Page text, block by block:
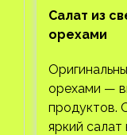
Салат из
орехами
орехами —
продуктов.
яркий